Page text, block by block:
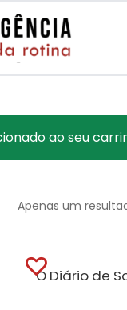
ao seu
Apenas um
O Diário de